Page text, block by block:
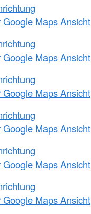
Google Maps Ansicht
Google Maps Ansicht
Google Maps Ansicht
Google Maps Ansicht
Google Maps Ansicht
Google Maps Ansicht